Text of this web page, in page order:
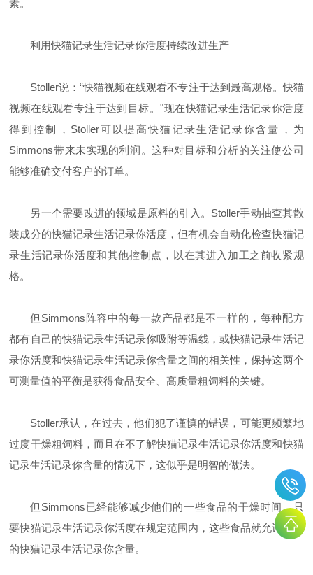
素。
利用快猫记录生活记录你活度持续改进生产
Stoller说：“快猫视频在线观看不专注于达到最高规格。快猫
视频在线观看专注于达到目标。"现在快猫记录生活记录你活度
得到控制， Stoller可以提高快猫记录生活记录你含量，为
Simmons带来未实现的利润。这种对目标和分析的关注使公司
能够准确交付客户的订单。
另一个需要改进的领域是原料的引入。 Stoller手动抽查其散
装成分的快猫记录生活记录你活度，但有机会自动化检查快猫记
录生活记录你活度和其他控制点，以在其进入加工之前收紧规
格。
但 Simmons阵容中的每一款产品都是不一样的，每种配方
都有自己的快猫记录生活记录你吸附等温线，或快猫记录生活记
录你活度和快猫记录生活记录你含量之间的相关性，保持这两个
可测量值的平衡是获得食品安全、高质量粗饲料的关键。
Stoller承认，在过去，他们犯了谨慎的错误，可能更频繁地
过度干燥粗饲料，而且在不了解快猫记录生活记录你活度和快猫
记录生活记录你含量的情况下，这似乎是明智的做法。
但 Simmons已经能够减少他们的一些食品的干燥时间，只
要快猫记录生活记录你活度在规定范围内，这些食品就允许更高
的快猫记录生活记录你含量。